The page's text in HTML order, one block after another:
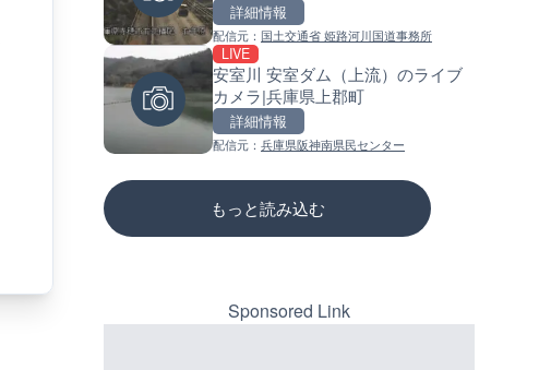
詳細情報
配信元： 国土交通省 姫路河川国道事務所
LIVE
安室川 安室ダム（上流）のライブ
カメラ|兵庫県上郡町
詳細情報
配信元： 兵庫県阪神南県民センター
もっと読み込む
配信元：NEXCO西日本
森戸川 富士見橋のライブカメ
奈川県小田原市
配信元：神奈川県土整備局 河川下水道部
配信元：道の駅さがのせきPPカム
松江自動車道 三次東JCT・イ
ーチェンジのライブカメラ|広
配信元：国土交通省 三次河川国道事務所
Sponsored Link